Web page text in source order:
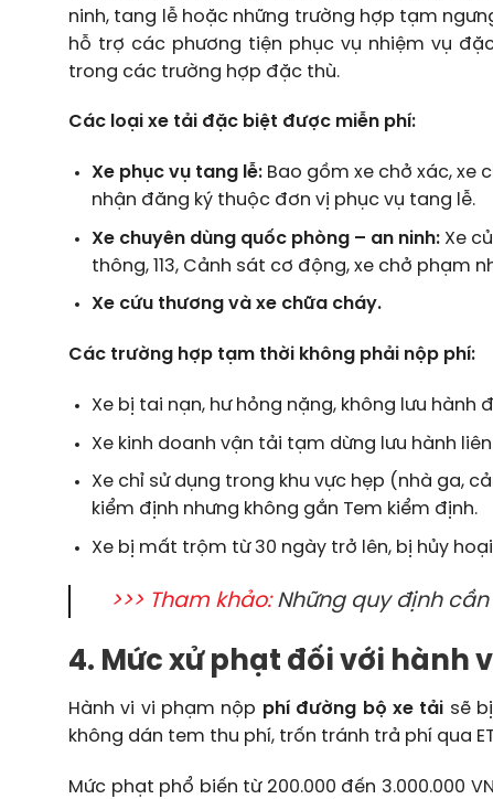
ninh, tang lễ hoặc những trường hợp tạm
hỗ trợ các phương tiện phục vụ nhiệm vụ
trong các trường hợp đặc thù.
Các loại xe tải đặc biệt được miễn phí:
Xe phục vụ tang lễ:Bao gồm xe chở xác, xe
nhận đăng ký thuộc đơn vị phục vụ tang lễ.
Xe chuyên dùng quốc phòng – an ninh:Xe
thông, 113, Cảnh sát cơ động, xe chở phạm
Xe cứu thương và xe chữa cháy.
Các trường hợp tạm thời không phải nộp phí:
Xe bị tai nạn, hư hỏng nặng, không lưu
Xe kinh doanh vận tải tạm dừng lưu hành
Xe chỉ sử dụng trong khu vực hẹp (nhà ga,
kiểm định nhưng không gắn Tem kiểm định.
Xe bị mất trộm từ 30 ngày trở lên, bị hủy
>>> Tham khảo:Những quy định
4. Mức xử phạt đối với hành
Hành vi vi phạm nộp phí đường bộ xe tải sẽ
không dán tem thu phí, trốn tránh trả phí qua
Mức phạt phổ biến từ 200.000 đến 3.000.000